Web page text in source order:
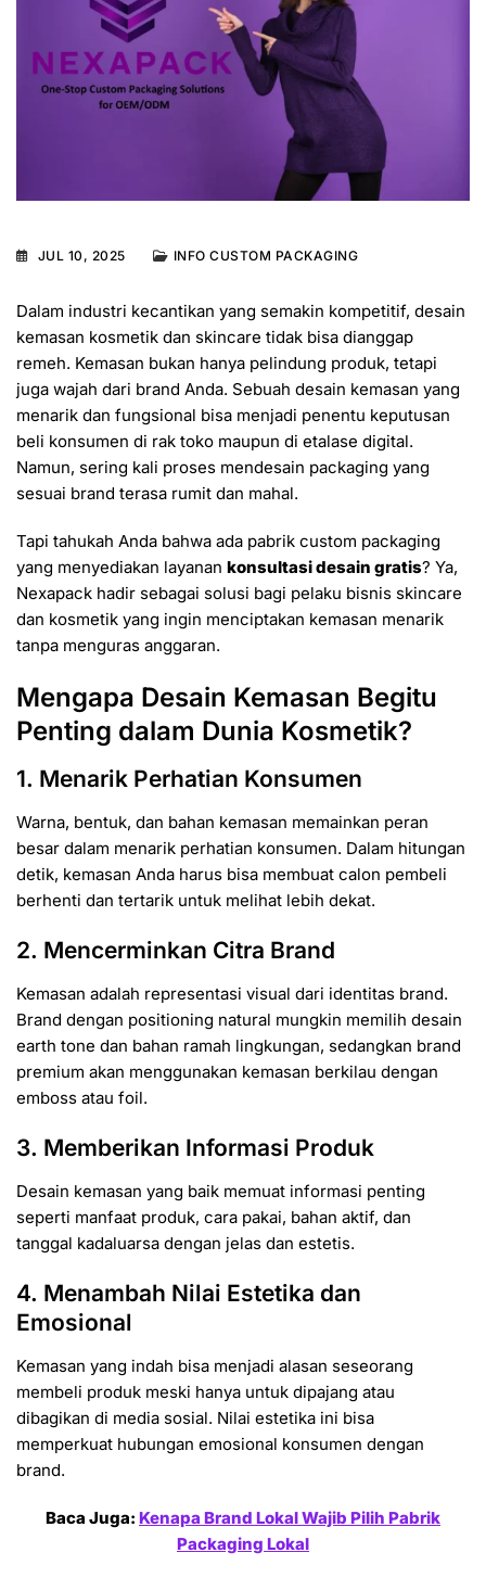
JUL 10, 2025 INFO CUSTOM PACKAGING
Dalam industri kecantikan yang semakin kompetitif, desain
kemasan kosmetik dan skincare tidak bisa dianggap
remeh. Kemasan bukan hanya pelindung produk, tetapi
juga wajah dari brand Anda. Sebuah desain kemasan yang
menarik dan fungsional bisa menjadi penentu keputusan
beli konsumen di rak toko maupun di etalase digital.
Namun, sering kali proses mendesain packaging yang
sesuai brand terasa rumit dan mahal.
Tapi tahukah Anda bahwa ada pabrik custom packaging
yang menyediakan layanan konsultasi desain gratis? Ya,
Nexapack hadir sebagai solusi bagi pelaku bisnis skincare
dan kosmetik yang ingin menciptakan kemasan menarik
tanpa menguras anggaran.
Mengapa Desain Kemasan Begitu
Penting dalam Dunia Kosmetik?
1. Menarik Perhatian Konsumen
Warna, bentuk, dan bahan kemasan memainkan peran
besar dalam menarik perhatian konsumen. Dalam hitungan
detik, kemasan Anda harus bisa membuat calon pembeli
berhenti dan tertarik untuk melihat lebih dekat.
2. Mencerminkan Citra Brand
Kemasan adalah representasi visual dari identitas brand.
Brand dengan positioning natural mungkin memilih desain
earth tone dan bahan ramah lingkungan, sedangkan brand
premium akan menggunakan kemasan berkilau dengan
emboss atau foil.
3. Memberikan Informasi Produk
Desain kemasan yang baik memuat informasi penting
seperti manfaat produk, cara pakai, bahan aktif, dan
tanggal kadaluarsa dengan jelas dan estetis.
4. Menambah Nilai Estetika dan
Emosional
Kemasan yang indah bisa menjadi alasan seseorang
membeli produk meski hanya untuk dipajang atau
dibagikan di media sosial. Nilai estetika ini bisa
memperkuat hubungan emosional konsumen dengan
brand.
Baca Juga: Kenapa Brand Lokal Wajib Pilih Pabrik
Packaging Lokal